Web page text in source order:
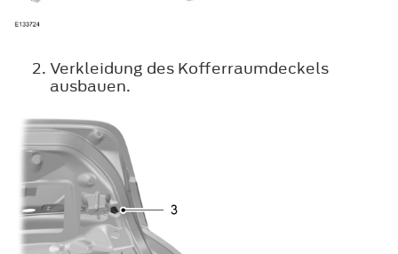
Verkleidung des Kofferraumdeckels
ausbauen.